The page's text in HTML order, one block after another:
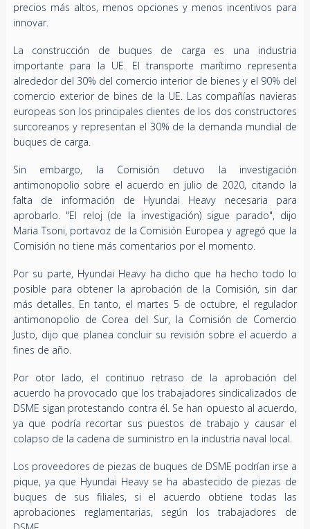
precios más altos, menos opciones y menos incentivos para
innovar.
La construcción de buques de carga es una industria
importante para la UE. El transporte marítimo representa
alrededor del 30% del comercio interior de bienes y el 90% del
comercio exterior de bines de la UE. Las compañías navieras
europeas son los principales clientes de los dos constructores
surcoreanos y representan el 30% de la demanda mundial de
buques de carga.
Sin embargo, la Comisión detuvo la investigación
antimonopolio sobre el acuerdo en julio de 2020, citando la
falta de información de Hyundai Heavy necesaria para
aprobarlo. "El reloj (de la investigación) sigue parado", dijo
Maria Tsoni, portavoz de la Comisión Europea y agregó que la
Comisión no tiene más comentarios por el momento.
Por su parte, Hyundai Heavy ha dicho que ha hecho todo lo
posible para obtener la aprobación de la Comisión, sin dar
más detalles. En tanto, el martes 5 de octubre, el regulador
antimonopolio de Corea del Sur, la Comisión de Comercio
Justo, dijo que planea concluir su revisión sobre el acuerdo a
fines de año.
Por otor lado,
el continuo retraso de la aprobación del
acuerdo ha provocado que los trabajadores sindicalizados de
DSME sigan protestando contra él. Se han opuesto al acuerdo,
ya que podría recortar sus puestos de trabajo y causar el
colapso de la cadena de suministro en la industria naval local.
Los proveedores de piezas de buques de DSME podrían irse a
pique, ya que Hyundai Heavy se ha abastecido de piezas de
buques de sus filiales, si el acuerdo obtiene todas las
aprobaciones reglamentarias, según los trabajadores de